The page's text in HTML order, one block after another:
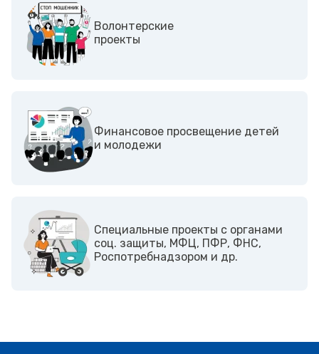
Волонтерские
проекты
Финансовое просвещение детей
и молодежи
Cпециальные проекты с органами
соц. защиты, МФЦ, ПФР, ФНС,
Роспотребнадзором и др.